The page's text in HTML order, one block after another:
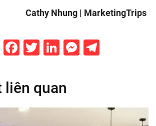
Cathy Nhung | MarketingTrips
Facebook
Twitter
LinkedIn
liên quan